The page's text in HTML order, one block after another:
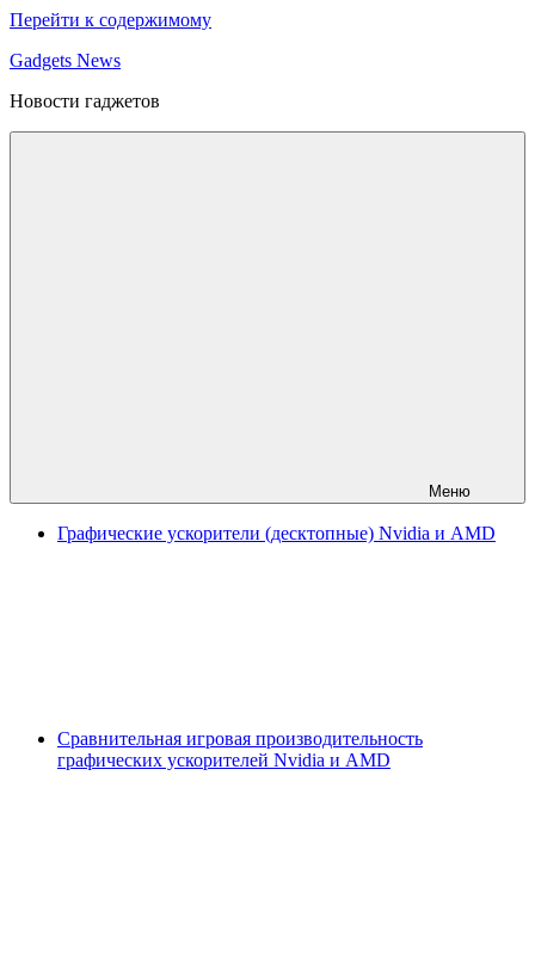
Перейти к содержимому
Gadgets News
Новости гаджетов
Меню
Графические ускорители (десктопные) Nvidia и AMD
Сравнительная игровая производительность
графических ускорителей Nvidia и AMD